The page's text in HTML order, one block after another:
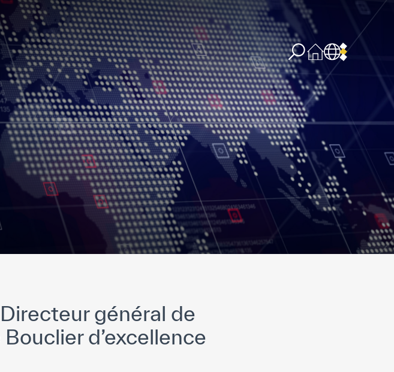
Politique et procédure concernant l’IA PPSSI Droit d’auteur Clause de non-responsabilité
général de
d’excellence